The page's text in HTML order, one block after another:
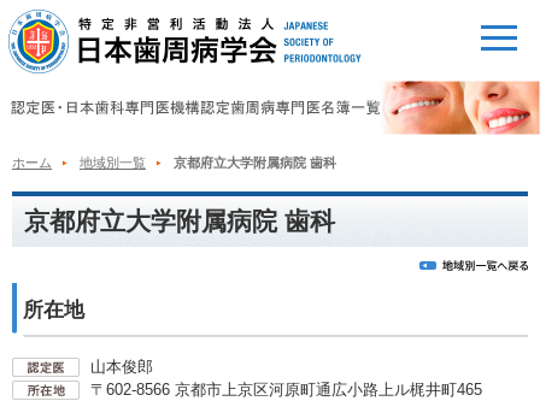
ホーム 地域別一覧 京都府立大学附属病院 歯科
京都府立大学附属病院 歯科
所在地
山本俊郎
〒602-8566 京都市上京区河原町通広小路上ル梶井町465